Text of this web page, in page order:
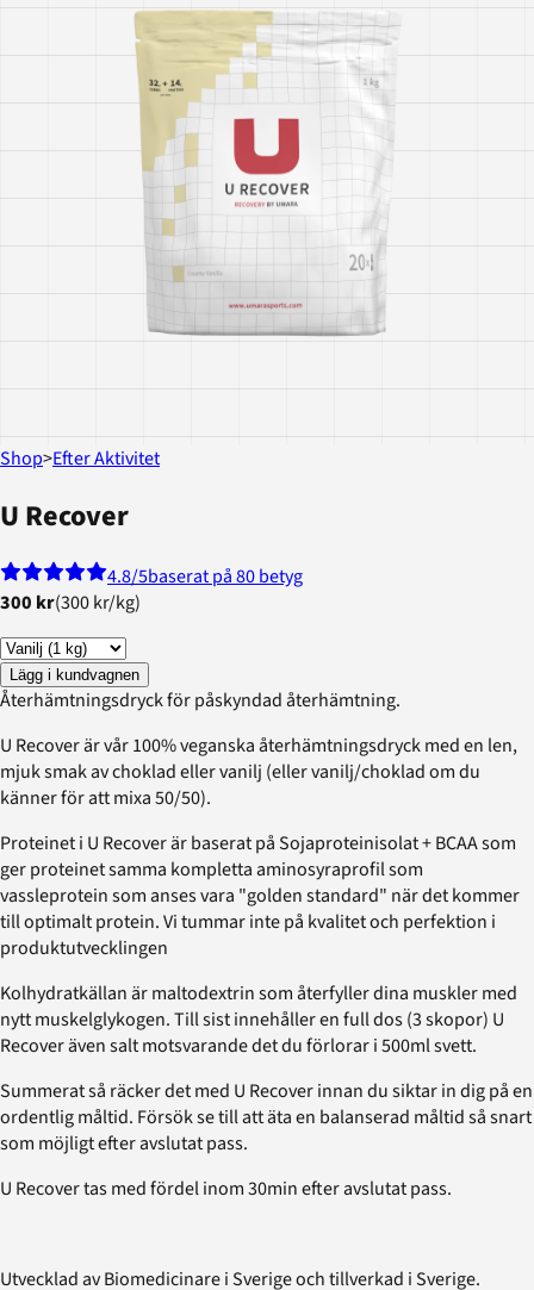
Shop>Efter Aktivitet
U Recover
4.8/5baserat på 80 betyg
300 kr(300 kr/kg)
Lägg i kundvagnen
Återhämtningsdryck för påskyndad återhämtning.
U Recover är vår 100% veganska återhämtningsdryck med en len,
mjuk smak av choklad eller vanilj (eller vanilj/choklad om du
känner för att mixa 50/50).
Proteinet i U Recover är baserat på Sojaproteinisolat + BCAA som
ger proteinet samma kompletta aminosyraprofil som
vassleprotein som anses vara "golden standard" när det kommer
till optimalt protein. Vi tummar inte på kvalitet och perfektion i
produktutvecklingen
Kolhydratkällan är maltodextrin som återfyller dina muskler med
nytt muskelglykogen. Till sist innehåller en full dos (3 skopor) U
Recover även salt motsvarande det du förlorar i 500ml svett.
Summerat så räcker det med U Recover innan du siktar in dig på en
ordentlig måltid. Försök se till att äta en balanserad måltid så snart
som möjligt efter avslutat pass.
U Recover tas med fördel inom 30min efter avslutat pass.
Utvecklad av Biomedicinare i Sverige och tillverkad i Sverige.